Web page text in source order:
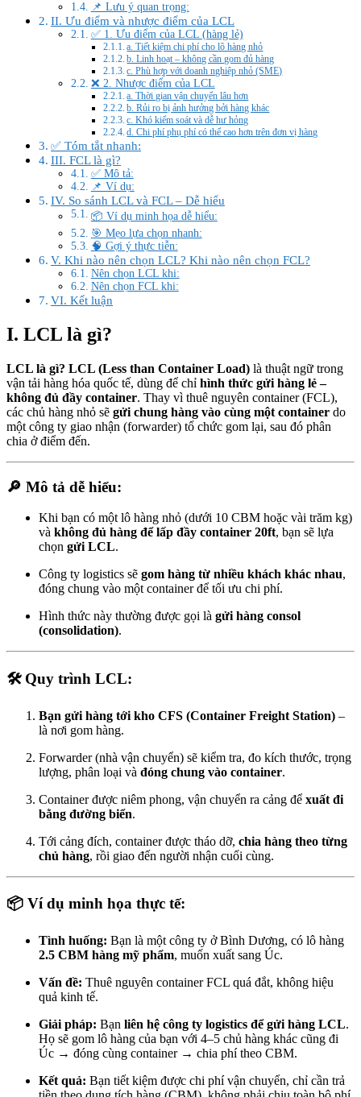
📌 Lưu ý quan trọng:
II. Ưu điểm và nhược điểm của LCL
✅ 1. Ưu điểm của LCL (hàng lẻ)
a. Tiết kiệm chi phí cho lô hàng nhỏ
b. Linh hoạt – không cần gom đủ hàng
c. Phù hợp với doanh nghiệp nhỏ (SME)
❌ 2. Nhược điểm của LCL
a. Thời gian vận chuyển lâu hơn
b. Rủi ro bị ảnh hưởng bởi hàng khác
c. Khó kiểm soát và dễ hư hỏng
d. Chi phí phụ phí có thể cao hơn trên đơn vị hàng
✅ Tóm tắt nhanh:
III. FCL là gì?
✅ Mô tả:
📌 Ví dụ:
IV. So sánh LCL và FCL – Dễ hiểu
📦 Ví dụ minh họa dễ hiểu:
🎯 Mẹo lựa chọn nhanh:
🧠 Gợi ý thực tiễn:
V. Khi nào nên chọn LCL? Khi nào nên chọn FCL?
Nên chọn LCL khi:
Nên chọn FCL khi:
VI. Kết luận
I. LCL là gì?
LCL là gì? LCL (Less than Container Load) là thuật ngữ trong
vận tải hàng hóa quốc tế, dùng để chỉ hình thức gửi hàng lẻ –
không đủ đầy container. Thay vì thuê nguyên container (FCL),
các chủ hàng nhỏ sẽ gửi chung hàng vào cùng một container do
một công ty giao nhận (forwarder) tổ chức gom lại, sau đó phân
chia ở điểm đến.
🔎 Mô tả dễ hiểu:
Khi bạn có một lô hàng nhỏ (dưới 10 CBM hoặc vài trăm kg)
và không đủ hàng để lấp đầy container 20ft, bạn sẽ lựa
chọn gửi LCL.
Công ty logistics sẽ gom hàng từ nhiều khách khác nhau,
đóng chung vào một container để tối ưu chi phí.
Hình thức này thường được gọi là gửi hàng consol
(consolidation).
🛠️ Quy trình LCL:
Bạn gửi hàng tới kho CFS (Container Freight Station) –
là nơi gom hàng.
Forwarder (nhà vận chuyển) sẽ kiểm tra, đo kích thước, trọng
lượng, phân loại và đóng chung vào container.
Container được niêm phong, vận chuyển ra cảng để xuất đi
bằng đường biển.
Tới cảng đích, container được tháo dỡ, chia hàng theo từng
chủ hàng, rồi giao đến người nhận cuối cùng.
📦 Ví dụ minh họa thực tế:
Tình huống: Bạn là một công ty ở Bình Dương, có lô hàng
2.5 CBM hàng mỹ phẩm, muốn xuất sang Úc.
Vấn đề: Thuê nguyên container FCL quá đắt, không hiệu
quả kinh tế.
Giải pháp: Bạn liên hệ công ty logistics để gửi hàng LCL.
Họ sẽ gom lô hàng của bạn với 4–5 chủ hàng khác cũng đi
Úc → đóng cùng container → chia phí theo CBM.
Kết quả: Bạn tiết kiệm được chi phí vận chuyển, chỉ cần trả